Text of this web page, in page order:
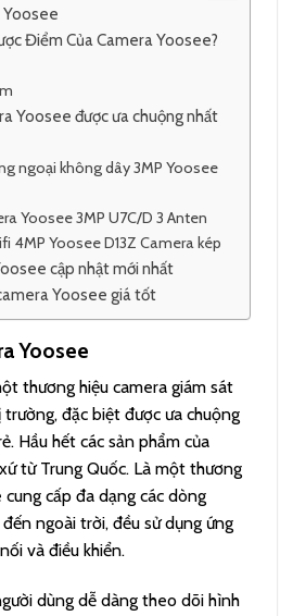
Yoosee
Điểm Của Camera Yoosee?
Yoosee được ưa chuộng nhất
ngoại không dây 3MP Yoosee
Yoosee 3MP U7C/D 3 Anten
4MP Yoosee D13Z Camera kép
cập nhật mới nhất
Yoosee giá tốt
Yoosee
thương hiệu camera giám sát
đặc biệt được ưa chuộng
Hầu hết các sản phẩm của
từ Trung Quốc. Là một thương
cung cấp đa dạng các dòng
ngoài trời, đều sử dụng ứng
và điều khiển.
dùng dễ dàng theo dõi hình